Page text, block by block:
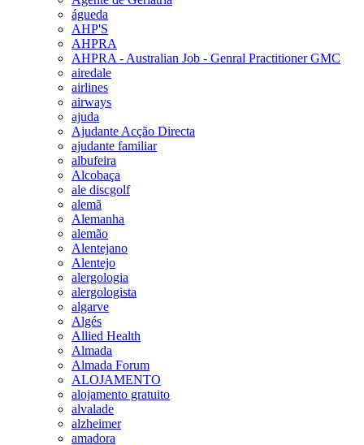
águeda
AHP'S
AHPRA
AHPRA - Australian Job - Genral Practitioner GMC
airedale
airlines
airways
ajuda
Ajudante Acção Directa
ajudante familiar
albufeira
Alcobaça
ale discgolf
alemã
Alemanha
alemão
Alentejano
Alentejo
alergologia
alergologista
algarve
Algés
Allied Health
Almada
Almada Forum
ALOJAMENTO
alojamento gratuito
alvalade
alzheimer
amadora